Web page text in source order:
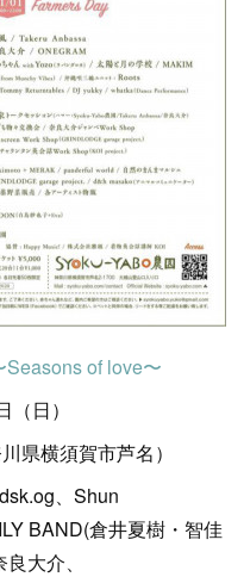
Seasons of love〜
日）
県横須賀市芦名）
、Shun
BAND(倉井夏樹・智佳
大介、